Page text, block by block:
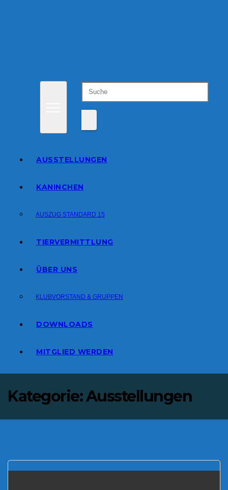
AUSSTELLUNGEN
KANINCHEN
AUSZUG STANDARD 15
TIERVERMITTLUNG
ÜBER UNS
KLUBVORSTAND & GRUPPEN
DOWNLOADS
MITGLIED WERDEN
Kategorie:Ausstellungen